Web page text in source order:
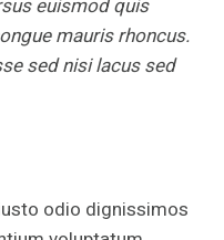
euismod quis
mauris rhoncus.
sed nisi lacus sed
odio dignissimos